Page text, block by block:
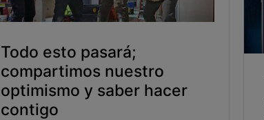
Todo esto pasará;
compartimos nuestro
optimismo y saber hacer
contigo